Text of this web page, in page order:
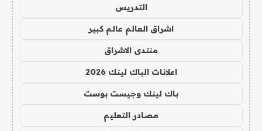
التدريس
اشراق العالم عالم كبير
منتدى الاشراق
اعلانات الباك لينك 2026
باك لينك وجيست بوست
مصادر التعليم